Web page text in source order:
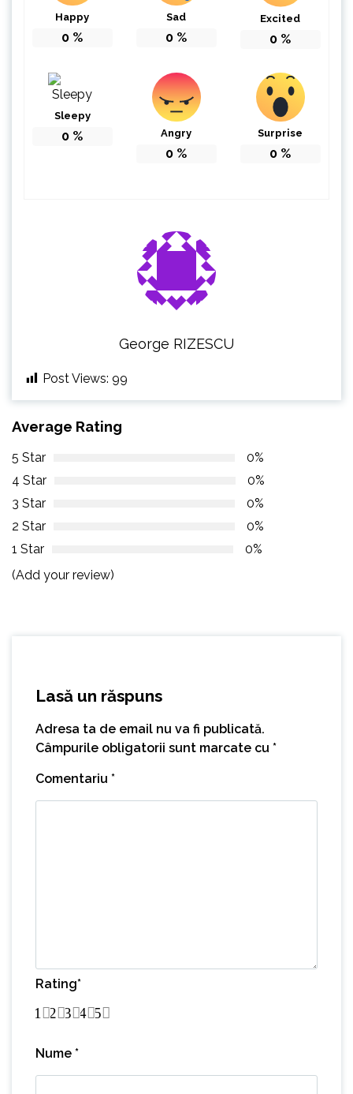
Happy
0 %
Sad
0 %
Excited
0 %
Sleepy
0 % Angry
0 %
Surprise
0 %
George RIZESCU
Post Views: 99
Average Rating
5 Star
0%
4 Star
0%
3 Star
0%
2 Star
0%
1 Star
0%
(Add your review)
Lasă un răspuns
Adresa ta de email nu va fi publicată.
Câmpurile obligatorii sunt marcate cu *
Comentariu *
Rating*
5
4
3
2
1
Nume *